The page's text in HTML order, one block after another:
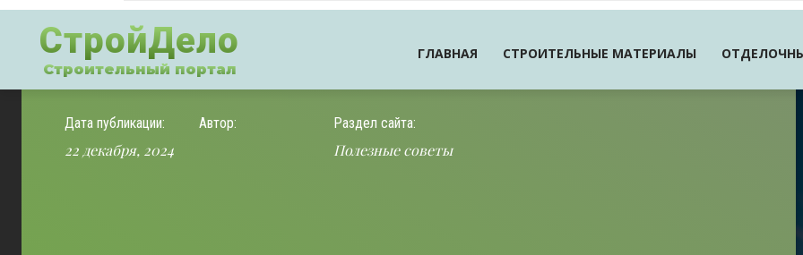
СтройДело
Строительный портал
ГЛАВНАЯ СТРОИТЕЛЬНЫЕ МАТЕРИАЛЫ
Дата публикации:
22 декабря, 2024
Автор: Раздел сайта:
Полезные советы